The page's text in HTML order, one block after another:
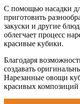
С помощью насадки
приготовить
закуски и другие
облегчает процесс
красивые кубики.
Благодаря
создавать
Нарезанные овощи
красивых композиций